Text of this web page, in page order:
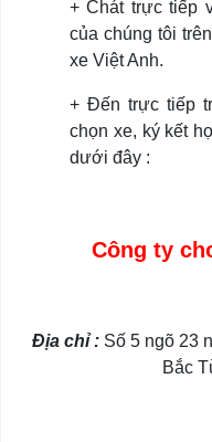
+ Chát trực tiếp
của chúng tôi
xe Việt Anh.
+ Đến trực tiếp
chọn xe, ký kết
dưới đây :
Công ty
Địa chỉ :Số 5 ngõ 23
Bắc